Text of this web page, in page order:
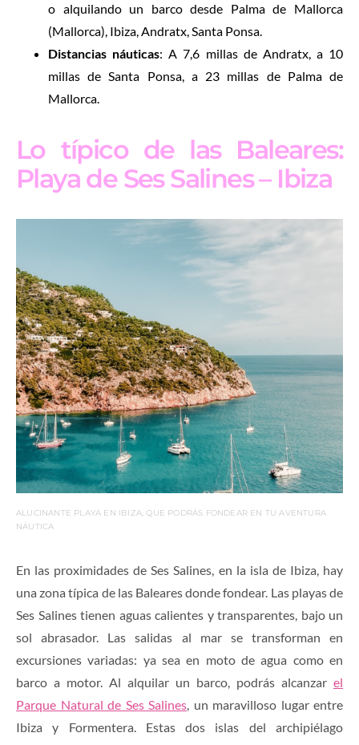
o alquilando un barco desde Palma de Mallorca
(Mallorca), Ibiza, Andratx, Santa Ponsa.
Distancias náuticas: A 7,6 millas de Andratx, a 10
millas de Santa Ponsa, a 23 millas de Palma de
Mallorca.
Lo típico de las Baleares:
Playa de Ses Salines – Ibiza
ALUCINANTE PLAYA EN IBIZA, QUE PODRÁS FONDEAR EN TU AVENTURA
NÁUTICA
En las proximidades de Ses Salines, en la isla de Ibiza, hay
una zona típica de las Baleares donde fondear. Las playas de
Ses Salines tienen aguas calientes y transparentes, bajo un
sol abrasador. Las salidas al mar se transforman en
excursiones variadas: ya sea en moto de agua como en
barco a motor. Al alquilar un barco, podrás alcanzar el
Parque Natural de Ses Salines , un maravilloso lugar entre
Ibiza y Formentera. Estas dos islas del archipiélago